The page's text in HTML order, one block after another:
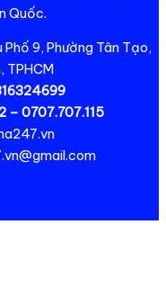
Quốc.
9, Phường Tân Tạo,
TPHCM
0707.707.115